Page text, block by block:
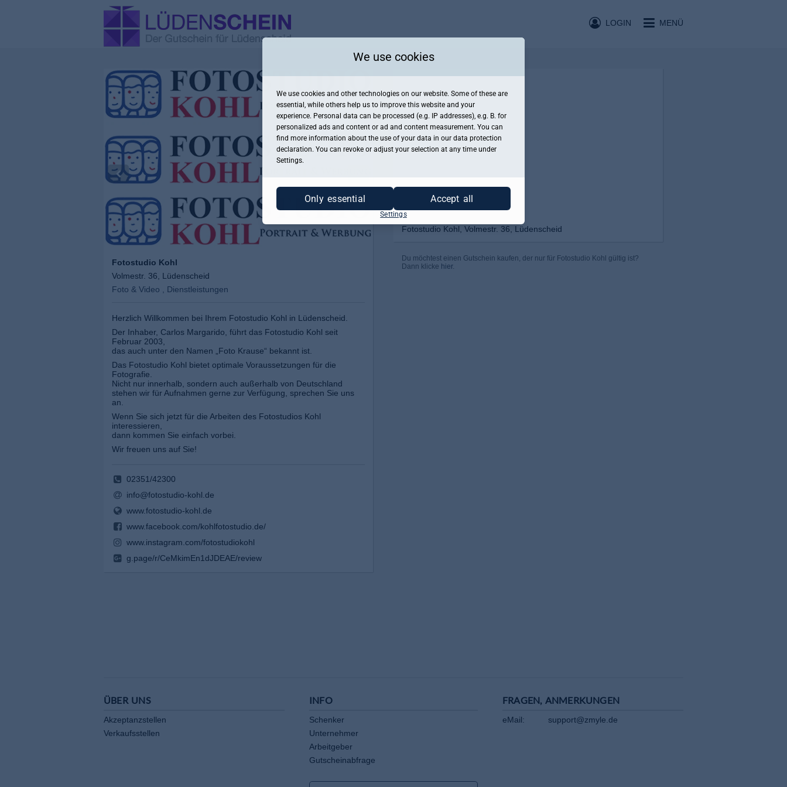
MENÜ
LOGIN
Fotostudio Kohl
Volmestr. 36, Lüdenscheid
Foto & Video , Dienstleistungen
Herzlich Willkommen bei Ihrem Fotostudio Kohl in Lüdenscheid.
Der Inhaber, Carlos Margarido, führt das Fotostudio Kohl seit
Februar 2003,
das auch unter den Namen „Foto Krause“ bekannt ist.
Das Fotostudio Kohl bietet optimale Voraussetzungen für die
Fotografie.
Nicht nur innerhalb, sondern auch außerhalb von Deutschland
stehen wir für Aufnahmen gerne zur Verfügung, sprechen Sie uns
an.
Wenn Sie sich jetzt für die Arbeiten des Fotostudios Kohl
interessieren,
dann kommen Sie einfach vorbei.
Wir freuen uns auf Sie!
02351/42300
info@fotostudio-kohl.de
www.fotostudio-kohl.de
www.facebook.com/kohlfotostudio.de/
www.instagram.com/fotostudiokohl
g.page/r/CeMkimEn1dJDEAE/review
Fotostudio Kohl, Volmestr. 36, Lüdenscheid
Du möchtest einen Gutschein kaufen, der nur für Fotostudio Kohl gültig ist?
Dann klicke hier.
ÜBER UNS
Akzeptanzstellen
Verkaufsstellen
INFO
Schenker
Unternehmer
Arbeitgeber
Gutscheinabfrage
FRAGEN, ANMERKUNGEN
eMail: support@zmyle.de
We use cookies
We use cookies and other technologies on our website. Some of these are
essential, while others help us to improve this website and your
experience. Personal data can be processed (e.g. IP addresses), e.g. B. for
personalized ads and content or ad and content measurement. You can
find more information about the use of your data in our data protection
declaration. You can revoke or adjust your selection at any time under
Settings.
Only essential Accept all
Settings